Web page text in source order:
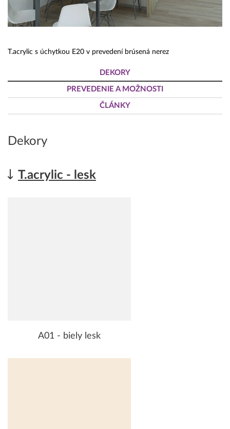
T.acrylic s úchytkou E20 v prevedení brúsená nerez
DEKORY
PREVEDENIE A MOŽNOSTI
ČLÁNKY
Dekory
T.acrylic - lesk
A01 - biely lesk